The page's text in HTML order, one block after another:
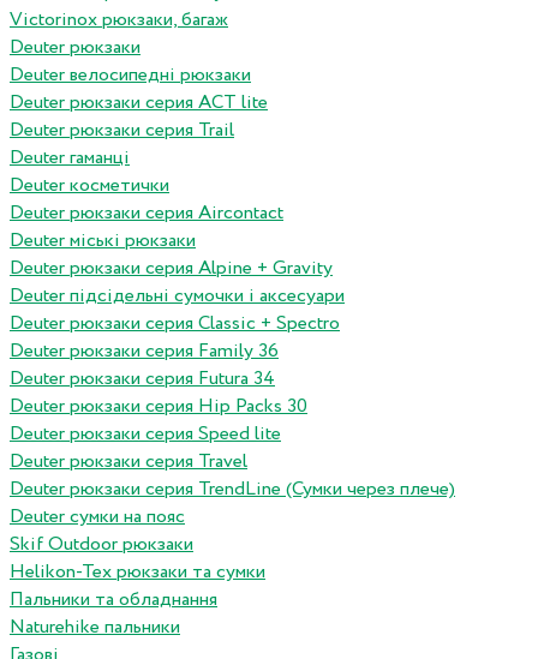
Victorinox рюкзаки, багаж
Deuter рюкзаки
Deuter велосипедні рюкзаки
Deuter рюкзаки серия ACT lite
Deuter рюкзаки серия Trail
Deuter гаманці
Deuter косметички
Deuter рюкзаки серия Aircontact
Deuter міські рюкзаки
Deuter рюкзаки серия Alpine + Gravity
Deuter підсідельні сумочки і аксесуари
Deuter рюкзаки серия Classic + Spectro
Deuter рюкзаки серия Family 36
Deuter рюкзаки серия Futura 34
Deuter рюкзаки серия Hip Packs 30
Deuter рюкзаки серия Speed lite
Deuter рюкзаки серия Travel
Deuter рюкзаки серия TrendLine (Сумки через плече)
Deuter сумки на пояс
Skif Outdoor рюкзаки
Helikon-Tex рюкзаки та сумки
Пальники та обладнання
Naturehike пальники